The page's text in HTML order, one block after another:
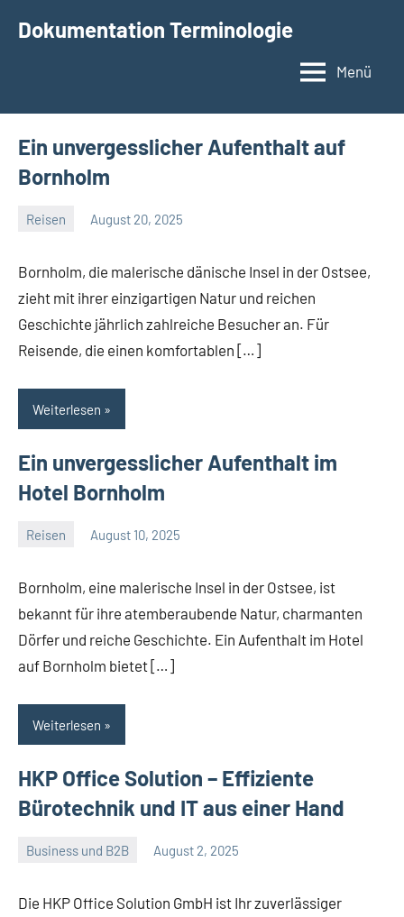
InhaltDokumentation Terminologie
Menü
Ein unvergesslicher Aufenthalt auf
Bornholm
Reisen August 20, 2025
Bornholm, die malerische dänische Insel in der Ostsee,
zieht mit ihrer einzigartigen Natur und reichen
Geschichte jährlich zahlreiche Besucher an. Für
Reisende, die einen komfortablen […]
Weiterlesen
Ein unvergesslicher Aufenthalt im
Hotel Bornholm
Reisen August 10, 2025
Bornholm, eine malerische Insel in der Ostsee, ist
bekannt für ihre atemberaubende Natur, charmanten
Dörfer und reiche Geschichte. Ein Aufenthalt im Hotel
auf Bornholm bietet […]
Weiterlesen
HKP Office Solution – Effiziente
Bürotechnik und IT aus einer Hand
Business und B2B August 2, 2025
Die HKP Office Solution GmbH ist Ihr zuverlässiger